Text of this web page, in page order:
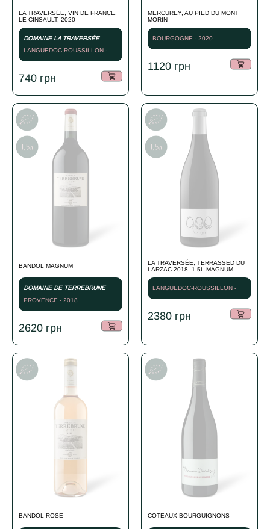
LA TRAVERSÉE, VIN DE FRANCE,
LE CINSAULT, 2020
DOMAINE LA TRAVERSÉE
LANGUEDOC-ROUSSILLON -
2020
740 грн
MERCUREY, AU PIED DU MONT
MORIN
BOURGOGNE - 2020
1120 грн
BANDOL MAGNUM
DOMAINE DE TERREBRUNE
PROVENCE - 2018
2620 грн
LA TRAVERSÉE, TERRASSED DU
LARZAC 2018, 1.5L MAGNUM
LANGUEDOC-ROUSSILLON -
2018
2380 грн
BANDOL ROSE COTEAUX BOURGUIGNONS